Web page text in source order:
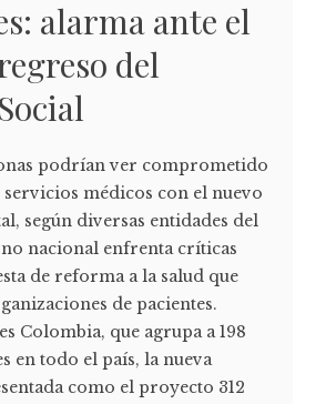
alarma ante el
del
podrían ver comprometido
servicios médicos con el nuevo
según diversas entidades del
nacional enfrenta críticas
de reforma a la salud que
de pacientes.
Colombia, que agrupa a 198
en todo el país, la nueva
como el proyecto 312